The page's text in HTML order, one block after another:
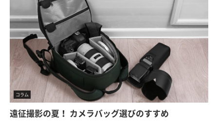
コラム
遠征撮影の夏！ カメラバッグ選びのすすめ